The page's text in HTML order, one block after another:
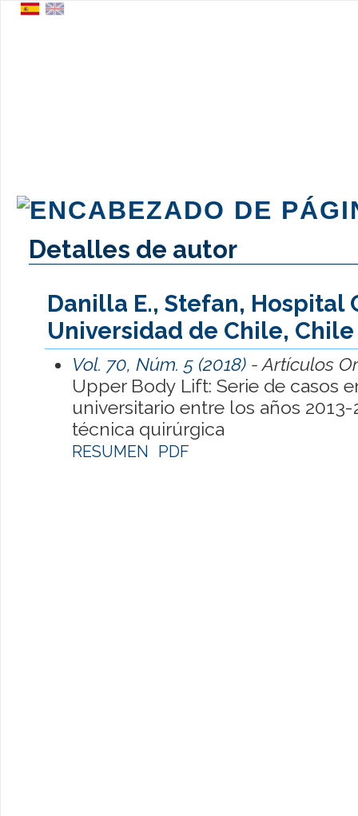
Detalles de autor
Danilla E., Stefan, Hospital
Universidad de Chile, Chile
Vol. 70, Núm. 5 (2018)- Artículos
Upper Body Lift: Serie de casos
universitario entre los años
técnica quirúrgica
RESUMEN PDF